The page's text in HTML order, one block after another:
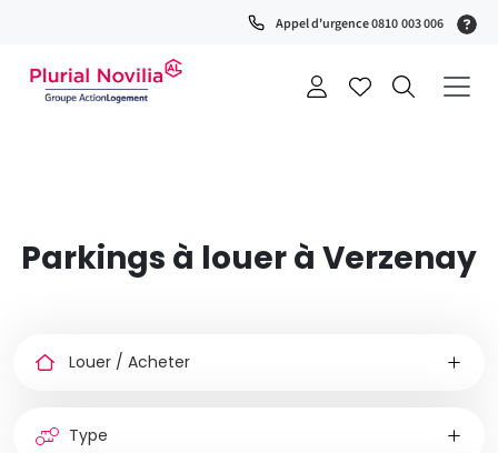
Appel d'urgence 0810 003 006
Parkings à louer à Verzenay
de
chat